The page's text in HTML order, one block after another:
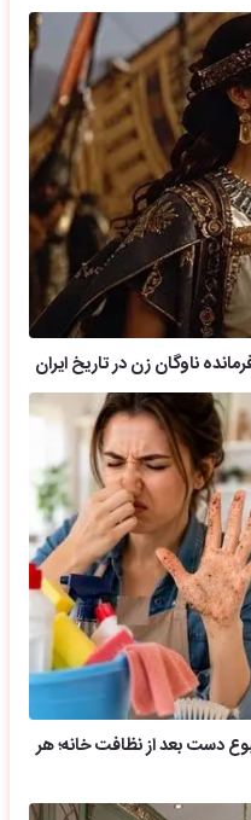
ناوگان زن در تاریخ ایران
دست بعد از نظافت خانه؛ هر